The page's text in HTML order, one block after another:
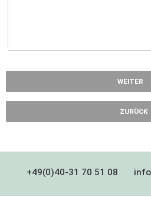
WEITER
ZURÜCK
+49(0)40-31 70 51 08